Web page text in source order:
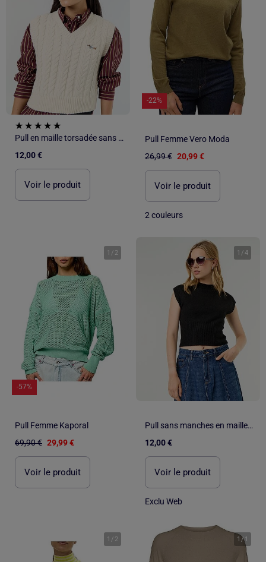
Pull en maille torsadée sans manches
12,00 €
Voir le produit
-22%
Pull Femme Vero Moda
26,99 € 20,99 €
Voir le produit
2 couleurs
1 / 2
-57%
Pull Femme Kaporal
69,90 € 29,99 €
Voir le produit
1 /4
Pull sans manches en maille grosse jauge
12,00 €
Voir le produit
Exclu Web
1 / 2 1 /1